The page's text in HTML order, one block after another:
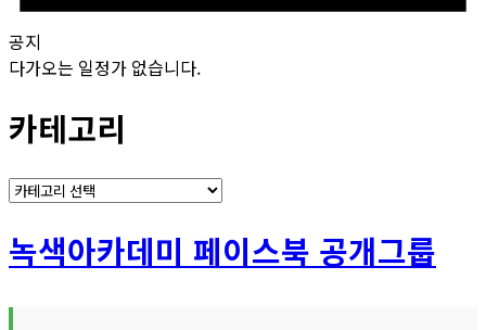
공지
다가오는 일정가 없습니다.
카테고리
카
고
리
녹색아카데미 페이스북 공개그룹